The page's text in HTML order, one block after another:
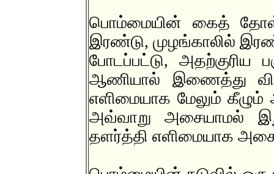
பொம்மையின் கைத்
இரண்டு, முழங்காலில்
போடப்பட்டு, அதற்குரிய
ஆணியால் இணைத்து
எளிமையாக மேலும் கீழும்
அவ்வாறு அசையாமல்
தளர்த்தி எளிமையாக